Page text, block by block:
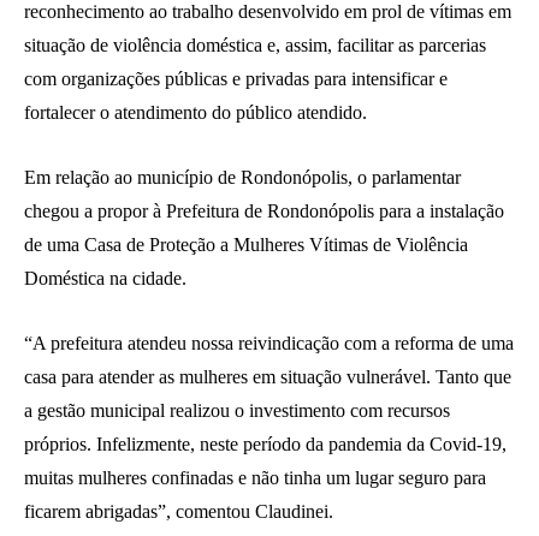
reconhecimento ao trabalho desenvolvido em prol de vítimas em
situação de violência doméstica e, assim, facilitar as parcerias
com organizações públicas e privadas para intensificar e
fortalecer o atendimento do público atendido.
Em relação ao município de Rondonópolis, o parlamentar
chegou a propor à Prefeitura de Rondonópolis para a instalação
de uma Casa de Proteção a Mulheres Vítimas de Violência
Doméstica na cidade.
“A prefeitura atendeu nossa reivindicação com a reforma de uma
casa para atender as mulheres em situação vulnerável. Tanto que
a gestão municipal realizou o investimento com recursos
próprios. Infelizmente, neste período da pandemia da Covid-19,
muitas mulheres confinadas e não tinha um lugar seguro para
ficarem abrigadas”, comentou Claudinei.